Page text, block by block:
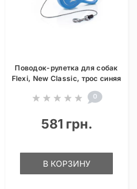
Поводок-рулетка для собак
Flexi, New Classic, трос синяя
0
581 грн.
В КОРЗИНУ